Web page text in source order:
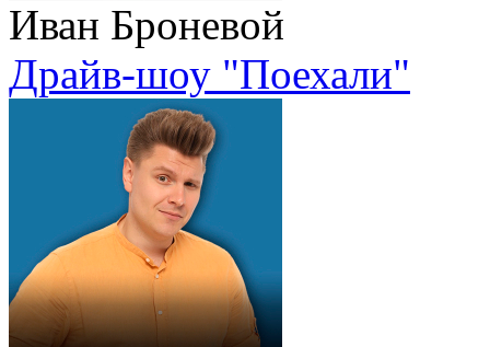
Иван Броневой
Драйв-шоу "Поехали"